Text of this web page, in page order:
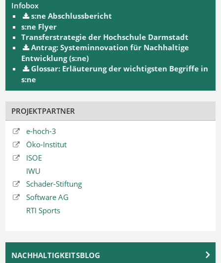
Infobox
s:ne Abschlussbericht
s:ne Flyer
Transferstrategie der Hochschule Darmstadt
Antrag: Systeminnovation für Nachhaltige
Entwicklung (s:ne)
Glossar: Erläuterung der wichtigsten Begriffe in
s:ne
PROJEKTPARTNER
e-hoch-3
Öko-Institut
ISOE
IWU
Schader-Stiftung
Software AG
RTI Sports
NACHHALTIGKEITSBLOG